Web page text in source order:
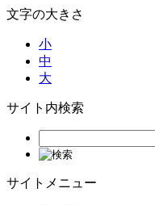
文字の大きさ
小
中
大
サイト内検索
サイトメニュー